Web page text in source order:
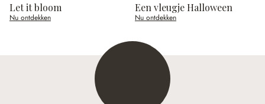
Let it bloom
Nu ontdekken
Een vleugje Halloween
Nu ontdekken